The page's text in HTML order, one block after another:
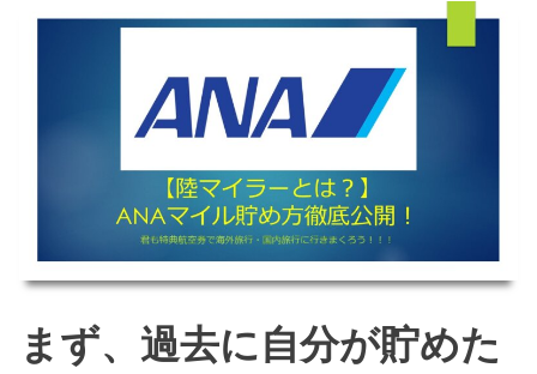
まず、過去に自分が貯めた